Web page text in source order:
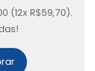
(12x R$59,70).